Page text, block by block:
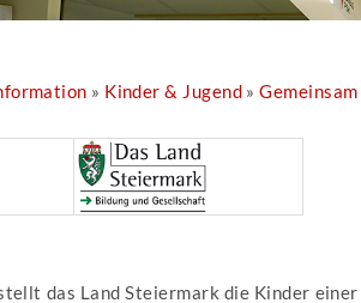
» Kinder & Jugend»
das Land Steiermark die Kinder